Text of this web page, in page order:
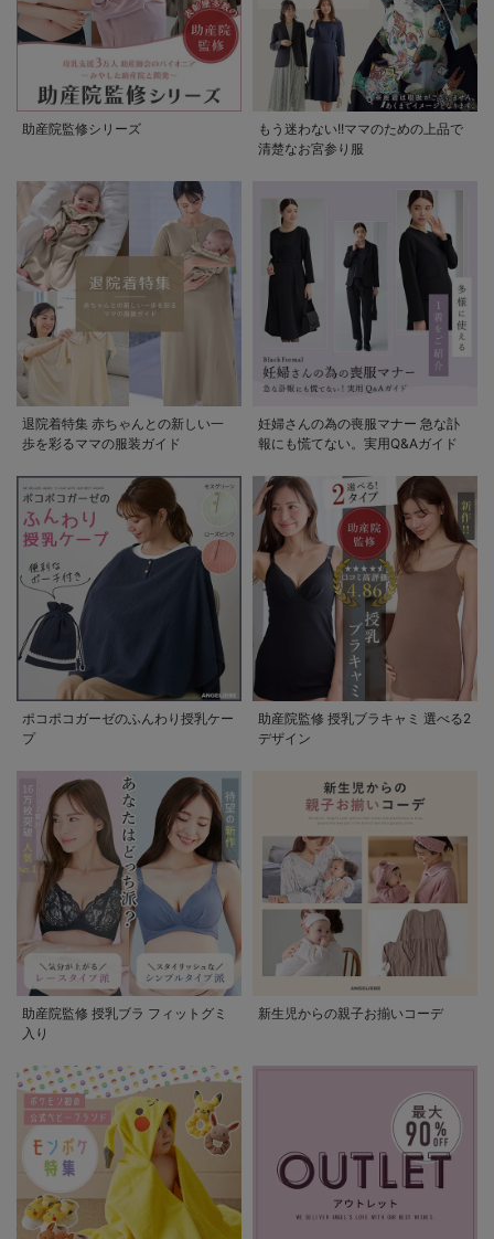
助産院監修シリーズ
もう迷わない!!ママのための上品で
清楚なお宮参り服
退院着特集 赤ちゃんとの新しい一
歩を彩るママの服装ガイド
妊婦さんの為の喪服マナー 急な訃
報にも慌てない。実用Q&Aガイド
ポコポコガーゼのふんわり授乳ケー
プ
助産院監修 授乳ブラキャミ 選べる2
デザイン
助産院監修 授乳ブラ フィットグミ
入り
新生児からの親子お揃いコーデ